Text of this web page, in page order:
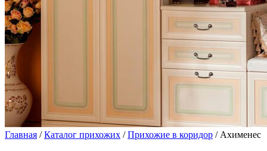
Главная /Каталог прихожих /Прихожие в коридор / Ахименес